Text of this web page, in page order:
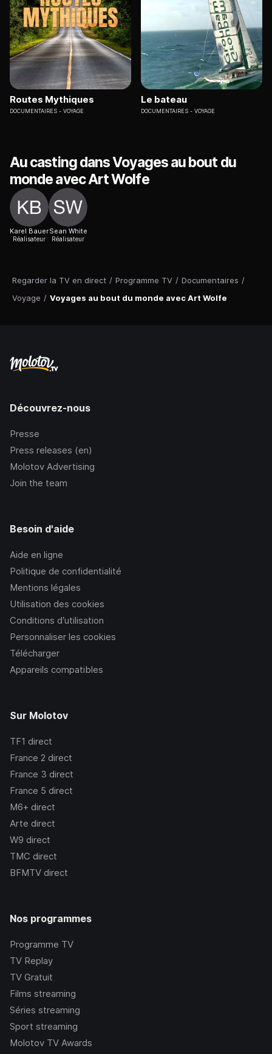
Regarder la TV en direct / Programme TV / Documentaires /
Voyage / Voyages au bout du monde avec Art Wolfe
Routes Mythiques
DOCUMENTAIRES VOYAGE
Le bateau
DOCUMENTAIRES VOYAGE
Au casting dans Voyages au bout du
monde avec Art Wolfe
Karel Bauer
Réalisateur
Sean White
Réalisateur
Découvrez-nous
Presse
Press releases (en)
Molotov Advertising
Join the team
Besoin d'aide
Aide en ligne
Politique de confidentialité
Mentions légales
Utilisation des cookies
Conditions d’utilisation
Personnaliser les cookies
Télécharger
Appareils compatibles
Sur Molotov
TF1 direct
France 2 direct
France 3 direct
France 5 direct
M6+ direct
Arte direct
W9 direct
TMC direct
BFMTV direct
Nos programmes
Programme TV
TV Replay
TV Gratuit
Films streaming
Séries streaming
Sport streaming
Molotov TV Awards